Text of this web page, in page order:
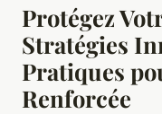
Protégez
Stratégies
Pratiques
Renforcée